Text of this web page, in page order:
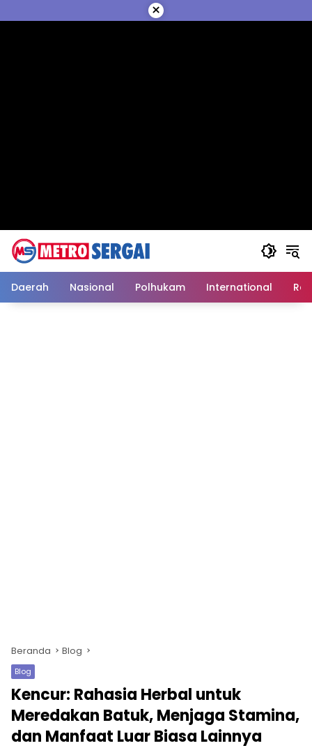
ke
×
Daerah Nasional Polhukam International
Beranda Blog
Blog
Kencur: Rahasia Herbal untuk
Meredakan Batuk, Menjaga Stamina,
dan Manfaat Luar Biasa Lainnya